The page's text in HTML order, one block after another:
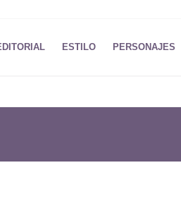
ESTILO PERSONAJES